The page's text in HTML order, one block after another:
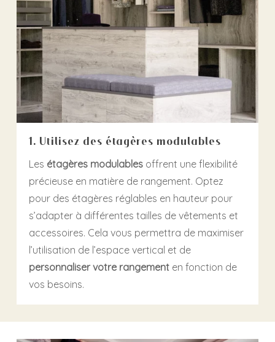
1. Utilisez des étagères modulables
Les étagères modulablesoffrent une flexibilité
précieuse en matière de rangement. Optez
pour des étagères réglables en hauteur pour
s’adapter à différentes tailles de vêtements et
accessoires. Cela vous permettra de maximiser
l’utilisation de l’espace vertical et de
personnaliser votre rangementen fonction de
vos besoins.